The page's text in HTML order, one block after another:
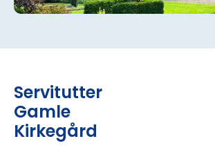
Servitutter
Gamle
Kirkegård